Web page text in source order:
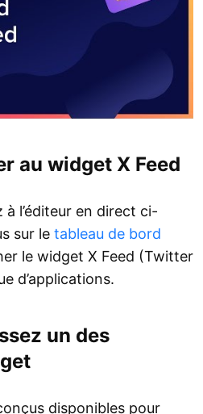
au widget X Feed
à l’éditeur en direct ci-
sur le tableau de bord
le widget X Feed (Twitter
d’applications.
un des
disponibles pour